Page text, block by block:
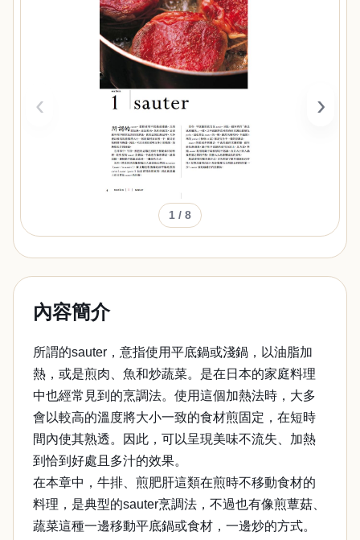
‹ ›
1 / 8
內容簡介
所謂的sauter，意指使用平底鍋或淺鍋，以油脂加
熱，或是煎肉、魚和炒蔬菜。是在日本的家庭料理
中也經常見到的烹調法。使用這個加熱法時，大多
會以較高的溫度將大小一致的食材煎固定，在短時
間內使其熟透。因此，可以呈現美味不流失、加熱
到恰到好處且多汁的效果。
在本章中，牛排、煎肥肝這類在煎時不移動食材的
料理，是典型的sauter烹調法，不過也有像煎蕈菇、
蔬菜這種一邊移動平底鍋或食材，一邊炒的方式。